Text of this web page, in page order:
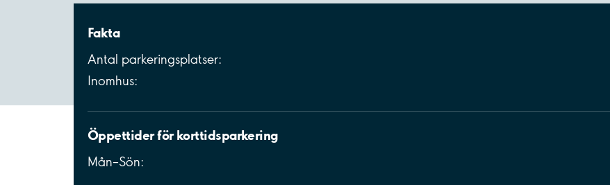
Fakta
Antal parkeringsplatser:
Inomhus:
Öppettider för korttidsparkering
Mån–Sön: